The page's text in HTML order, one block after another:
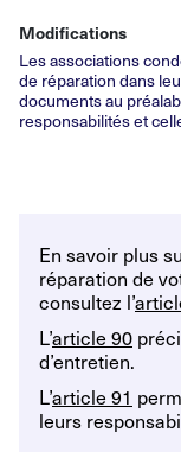
Modifications
Les associations
de réparation dans
documents au
responsabilités et
En savoir plus
réparation de
consultez l’
L’article 90
d’entretien.
L’article 91
leurs